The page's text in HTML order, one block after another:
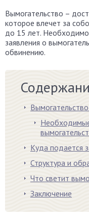
Вымогательство –
которое влечет за
до 15 лет. Необходимо
заявления о
обвинению.
Куда подается
Структура и
Что светит
Заключение